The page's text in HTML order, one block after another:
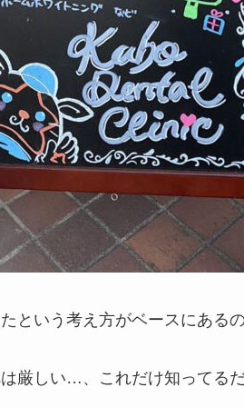
という考え方がベースにある
厳しい…、これだけ知ってる